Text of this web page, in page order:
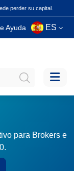
perder su capital.
Ayuda ES
para Brokers e